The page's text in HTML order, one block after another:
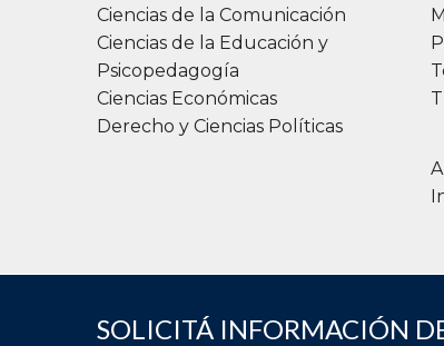
Ciencias de la Comunicación
Ciencias de la Educación y
Psicopedagogía
Ciencias Económicas
Derecho y Ciencias Políticas
SOLICITÁ INFORMACIÓN